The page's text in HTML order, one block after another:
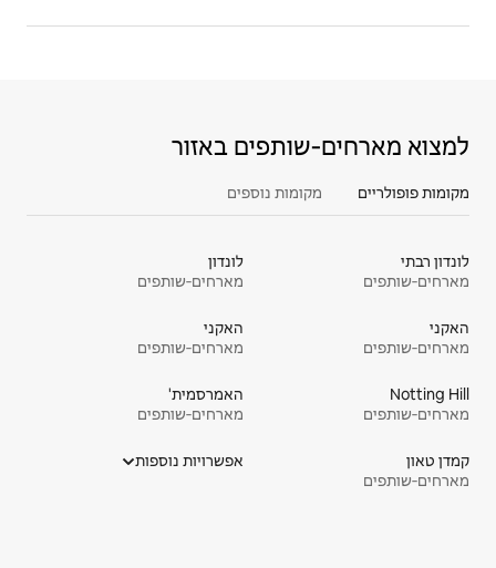
למצוא מארחים‑שותפים באזור
מקומות פופולריים מקומות נוספים
לונדון רבתי
מארחים‑שותפים
לונדון
מארחים‑שותפים
האקני
מארחים‑שותפים
האקני
מארחים‑שותפים
Notting Hill
מארחים‑שותפים
האמרסמית'
מארחים‑שותפים
קמדן טאון
מארחים‑שותפים
אפשרויות נוספות